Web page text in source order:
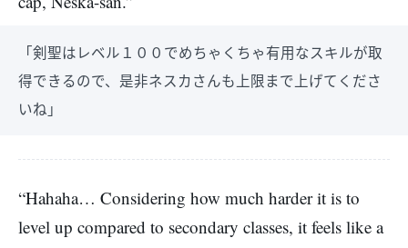
「剣聖はレベル１００でめちゃくちゃ有用なスキルが取
得できるので、是非ネスカさんも上限まで上げてくださ
いね」
“Hahaha… Considering how much harder it is to
level up compared to secondary classes, it feels like a